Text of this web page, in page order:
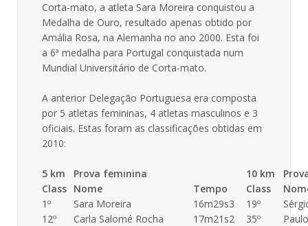
Corta-mato, a atleta Sara Moreira conquistou a
Medalha de Ouro, resultado apenas obtido por
Amália Rosa, na Alemanha no ano 2000. Esta foi
a 6ª medalha para Portugal conquistada num
Mundial Universitário de Corta-mato.
A anterior Delegação Portuguesa era composta
por 5 atletas femininas, 4 atletas masculinos e 3
oficiais. Estas foram as classificações obtidas em
2010:
5 km Prova feminina 10 km
Class Nome Tempo Class
1º
Sara Moreira 16m29s3 19º
12º
Carla Salomé Rocha 17m21s2 35º